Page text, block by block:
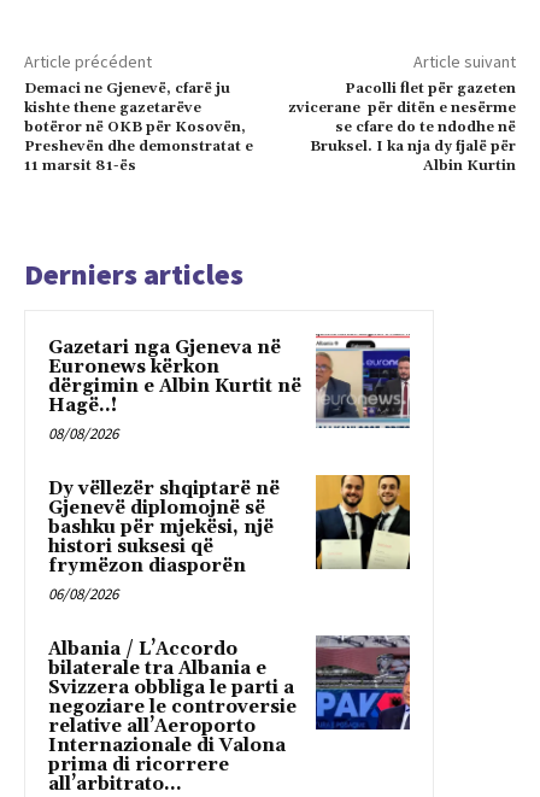
Article précédent
Demaci ne Gjenevë, cfarë ju
kishte thene gazetarëve
botëror në OKB për Kosovën,
Preshevën dhe demonstratat e
11 marsit 81-ës
Article suivant
Pacolli flet për gazeten
zvicerane për ditën e nesërme
se cfare do te ndodhe në
Bruksel. I ka nja dy fjalë për
Albin Kurtin
Derniers articles
Gazetari nga Gjeneva në
Euronews kërkon
dërgimin e Albin Kurtit në
Hagë..!
08/08/2026
Dy vëllezër shqiptarë në
Gjenevë diplomojnë së
bashku për mjekësi, një
histori suksesi që
frymëzon diasporën
06/08/2026
Albania / L’Accordo
bilaterale tra Albania e
Svizzera obbliga le parti a
negoziare le controversie
relative all’Aeroporto
Internazionale di Valona
prima di ricorrere
all’arbitrato...